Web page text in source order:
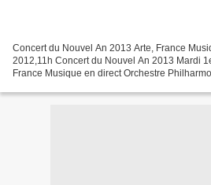
Concert du Nouvel An 2013 Arte, France
2012,11h Concert du Nouvel An 2013 Mardi
France Musique en direct Orchestre